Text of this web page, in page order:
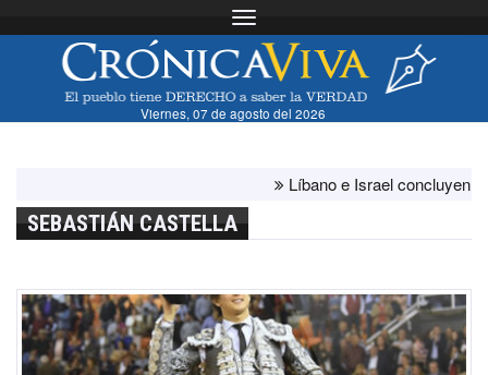
Toggle navigation
Viernes, 07 de agosto del 2026
Líbano e Israel concluyen
SEBASTIÁN CASTELLA